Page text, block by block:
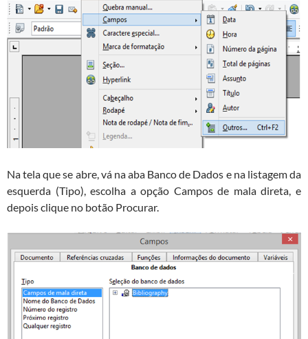
Na tela que se abre, vá na aba Banco de Dados e na listagem da
esquerda (Tipo), escolha a opção Campos de mala direta, e
depois clique no botão Procurar.